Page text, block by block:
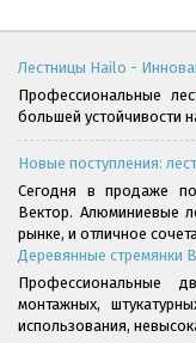
Лестницы Hailo -
Профессиональные
большей устойчивости
Новые поступления:
Сегодня в продаже
Вектор. Алюминиевые
рынке, и отличное
Деревянные стремянки
Профессиональные
монтажных,
использования,